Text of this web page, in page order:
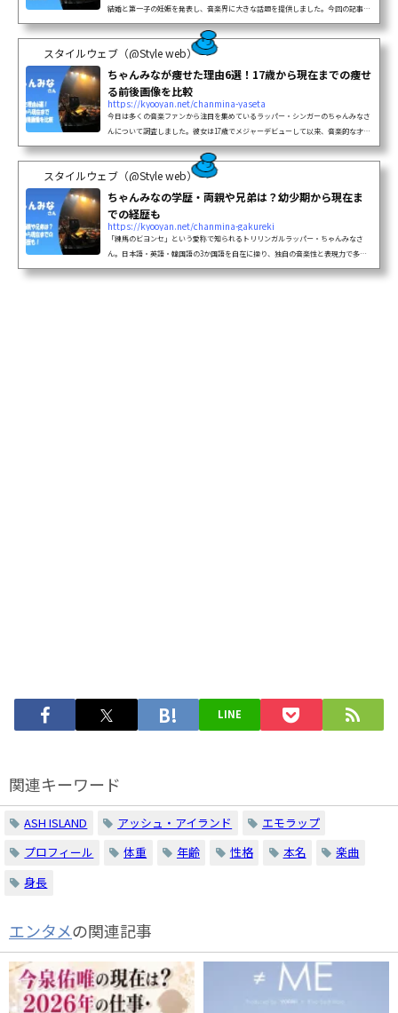
結婚と第一子の妊娠を発表し、音楽界に大きな話題を提供しました。​今回の記事で
は、ちゃんみなさんの旦那ASH ISLANDさんの顔写真を調査してみましたのでご覧
ください。https://www.instagram.com/ash.island/【顔画像】ちゃんみなの
旦那の顔...
スタイルウェブ（@Style web）
ちゃんみなが痩せた理由6選！17歳から現在までの痩せ
る前後画像を比較
https://kyooyan.net/chanmina-yaseta
今日は多くの音楽ファンから注目を集めているラッパー・シンガーのちゃんみなさ
んについて調査しました。彼女は17歳でメジャーデビューして以来、音楽的な才能
だけでなく、その姿や体型にも多くの注目が集まってきました。デビュー当時と現
在（26歳）では印象がかなり変わったちゃんみなさん。今回は彼女の体重変化や
容...
スタイルウェブ（@Style web）
ちゃんみなの学歴・両親や兄弟は？幼少期から現在ま
での経歴も
https://kyooyan.net/chanmina-gakureki
「練馬のビヨンセ」という愛称で知られるトリリンガルラッパー・ちゃんみなさ
ん。日本語・英語・韓国語の3か国語を自在に操り、独自の音楽性と表現力で多く
のリスナーの心を掴んでいる彼女について、出生から幼少期、学歴、そして現在に
LINE
関連キーワード
ASH ISLAND アッシュ・アイランド
エモラップ
プロフィール
体重 年齢 性格 本名
楽曲
身長
エンタメの関連記事